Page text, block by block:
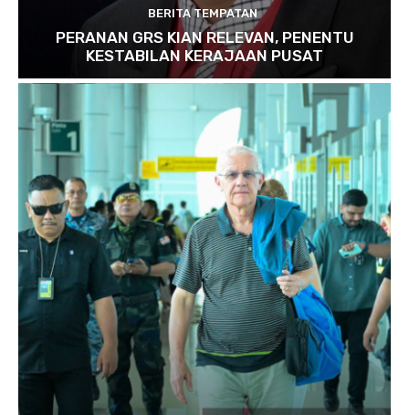
BERITA TEMPATAN
PERANAN GRS KIAN RELEVAN, PENENTU
KESTABILAN KERAJAAN PUSAT